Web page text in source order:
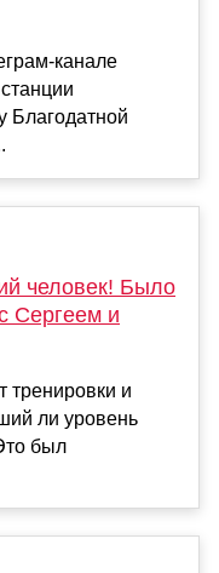
канале
Благодатной
человек! Было
Сергеем и
тренировки и
ли уровень
был